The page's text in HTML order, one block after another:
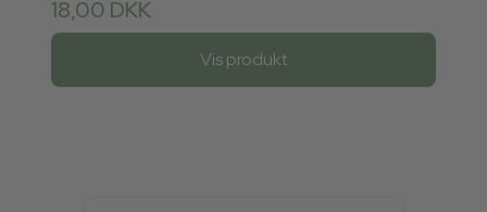
18,00 DKK
Vis produkt